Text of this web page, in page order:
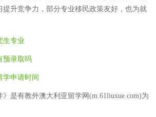
提升竞争力，部分专业移民政策友好，也为就
生专业
预录取吗
学申请时间
》是有教外澳大利亚留学网(m.61liuxue.com)为